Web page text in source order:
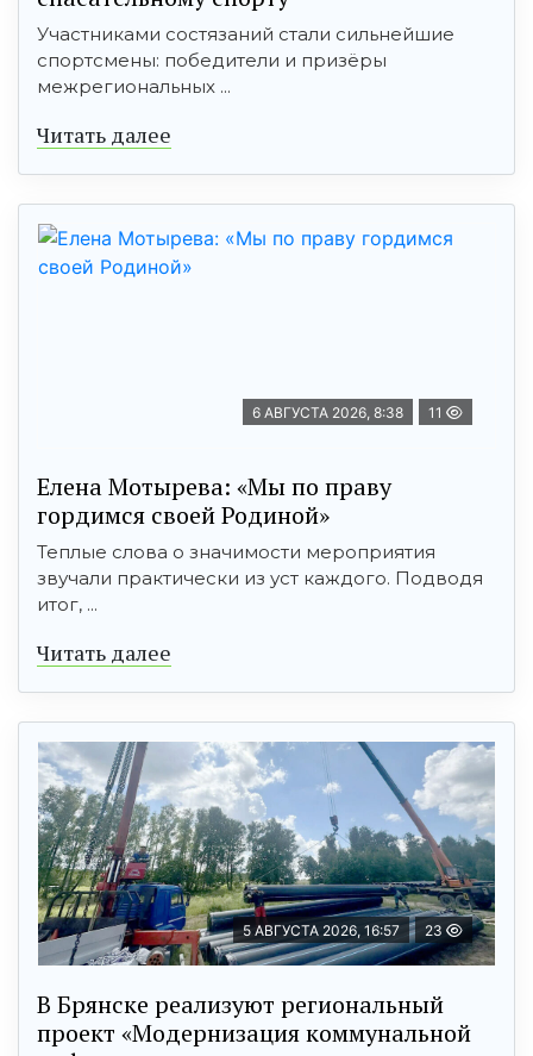
Участниками состязаний стали сильнейшие
спортсмены: победители и призёры
межрегиональных ...
Читать далее
6 АВГУСТА 2026, 8:38 11
Елена Мотырева: «Мы по праву
гордимся своей Родиной»
Теплые слова о значимости мероприятия
звучали практически из уст каждого. Подводя
итог, ...
Читать далее
5 АВГУСТА 2026, 16:57 23
В Брянске реализуют региональный
проект «Модернизация коммунальной